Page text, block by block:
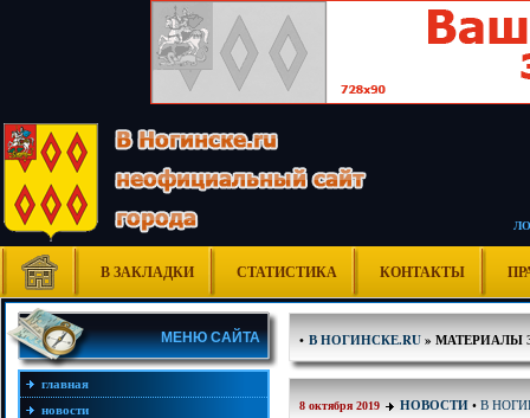
В ЗАКЛАДКИ СТАТИСТИКА КОНТАКТЫ
МЕНЮ САЙТА
главная
новости
• В НОГИНСКЕ.RU» МАТЕРИАЛЫ
8 октября 2019 НОВОСТИ • В